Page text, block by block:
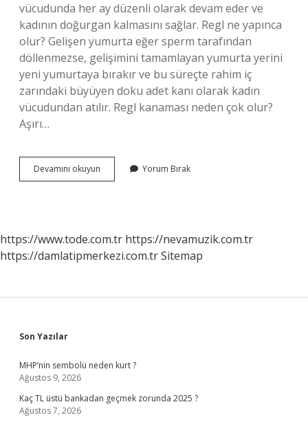
vücudunda her ay düzenli olarak devam eder ve
kadının doğurgan kalmasını sağlar. Regl ne yapınca
olur? Gelişen yumurta eğer sperm tarafından
döllenmezse, gelişimini tamamlayan yumurta yerini
yeni yumurtaya bırakır ve bu süreçte rahim iç
zarındaki büyüyen doku adet kanı olarak kadın
vücudundan atılır. Regl kanaması neden çok olur?
Aşırı…
Devamını okuyun
Kadın
Yorum Bırak
https://www.tode.com.tr https://nevamuzik.com.tr
https://damlatipmerkezi.com.trSitemap
Sidebar
Son Yazılar
MHP’nin sembolü neden kurt ?
Ağustos 9, 2026
Kaç TL üstü bankadan geçmek zorunda 2025 ?
Ağustos 7, 2026